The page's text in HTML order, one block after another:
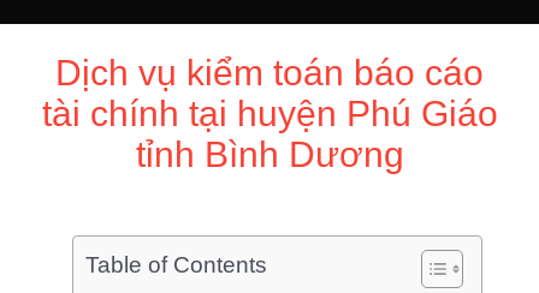
Dịch vụ kiểm toán báo cáo
tài chính tại huyện Phú Giáo
tỉnh Bình Dương
Table of Contents